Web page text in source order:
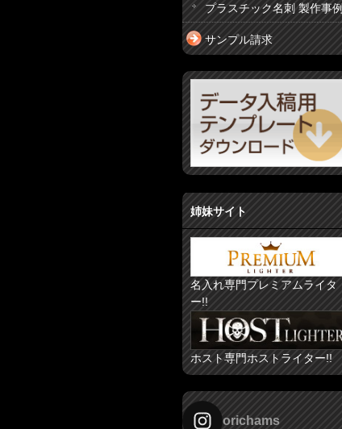
プラスチック名刺 製作事例
サンプル請求
姉妹サイト
名入れ専門プレミアムライタ
ー!!
ホスト専門ホストライター!!
orichams